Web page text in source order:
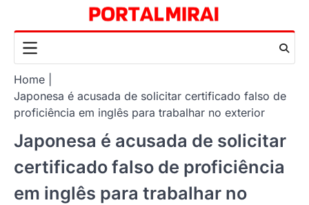
content
Home
Japonesa é acusada de solicitar certificado falso de
proficiência em inglês para trabalhar no exterior
Japonesa é acusada de solicitar
certificado falso de proficiência
em inglês para trabalhar no